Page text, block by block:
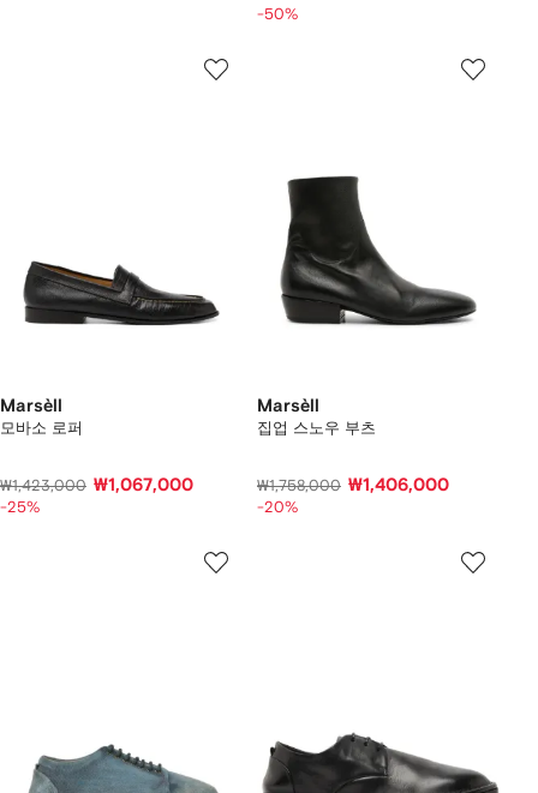
-50%
Marsèll
모바소 로퍼
₩1,423,000 ₩1,067,000
-25%
Marsèll
집업 스노우 부츠
₩1,758,000 ₩1,406,000
-20%